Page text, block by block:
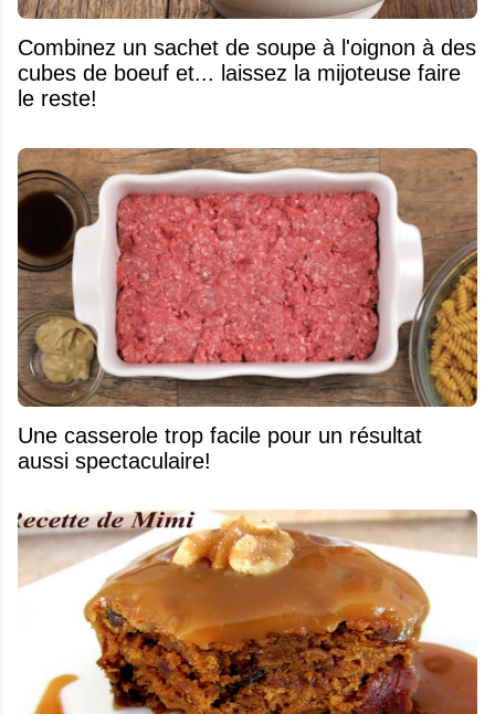
Combinez un sachet de soupe à l'oignon à des
cubes de boeuf et... laissez la mijoteuse faire
le reste!
Une casserole trop facile pour un résultat
aussi spectaculaire!